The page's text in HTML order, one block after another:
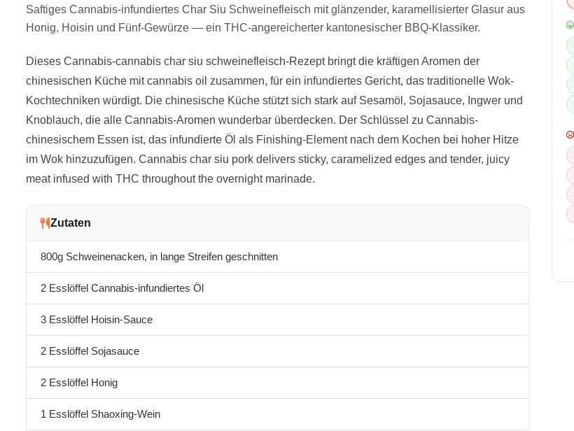
Saftiges Cannabis-infundiertes Char Siu Schweinefleisch mit glänzender, karamellisierter Glasur aus
Honig, Hoisin und Fünf-Gewürze — ein THC-angereicherter kantonesischer BBQ-Klassiker.
Dieses Cannabis-cannabis char siu schweinefleisch-Rezept bringt die kräftigen Aromen der
chinesischen Küche mit cannabis oil zusammen, für ein infundiertes Gericht, das traditionelle Wok-
Kochtechniken würdigt. Die chinesische Küche stützt sich stark auf Sesamöl, Sojasauce, Ingwer und
Knoblauch, die alle Cannabis-Aromen wunderbar überdecken. Der Schlüssel zu Cannabis-
chinesischem Essen ist, das infundierte Öl als Finishing-Element nach dem Kochen bei hoher Hitze
im Wok hinzuzufügen. Cannabis char siu pork delivers sticky, caramelized edges and tender, juicy
meat infused with THC throughout the overnight marinade.
Zutaten
800g Schweinenacken, in lange Streifen geschnitten
2 Esslöffel Cannabis-infundiertes Öl
3 Esslöffel Hoisin-Sauce
2 Esslöffel Sojasauce
2 Esslöffel Honig
1 Esslöffel Shaoxing-Wein